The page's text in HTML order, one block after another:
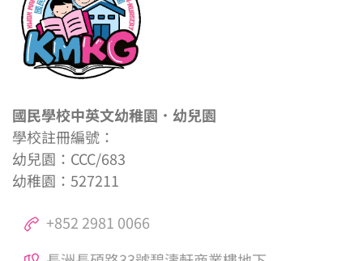
國民學校中英文幼稚園．幼兒園
學校註冊編號：
幼兒園：CCC/683
幼稚園：527211
+852 2981 0066